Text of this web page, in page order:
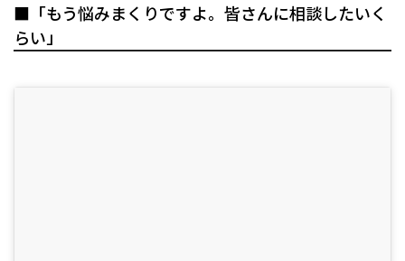
■「もう悩みまくりですよ。皆さんに相談したいく
らい」